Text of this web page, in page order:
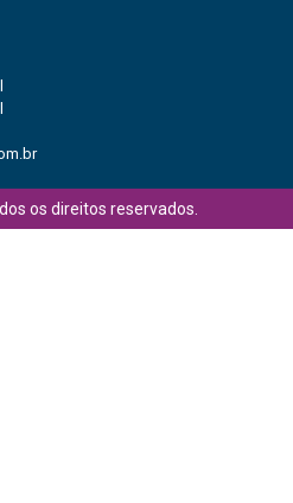
os direitos reservados.